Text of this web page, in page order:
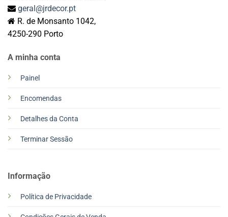
A minha conta
Painel
Encomendas
Detalhes da Conta
Terminar Sessão
Informação
Política de Privacidade
geral@jrdecor.pt
R. de Monsanto 1042,
4250-290 Porto